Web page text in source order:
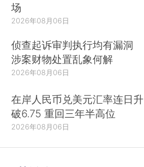
场
2026年08月06日
侦查起诉审判执行均有漏洞
涉案财物处置乱象何解
2026年08月06日
在岸人民币兑美元汇率连日升
破6.75 重回三年半高位
2026年08月06日